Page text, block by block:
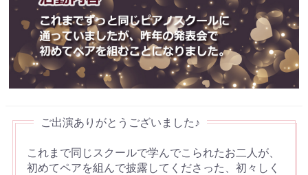
これまで同じスクールで学んでこられたお二人が、
初めてペアを組んで披露してくださった、初々しく